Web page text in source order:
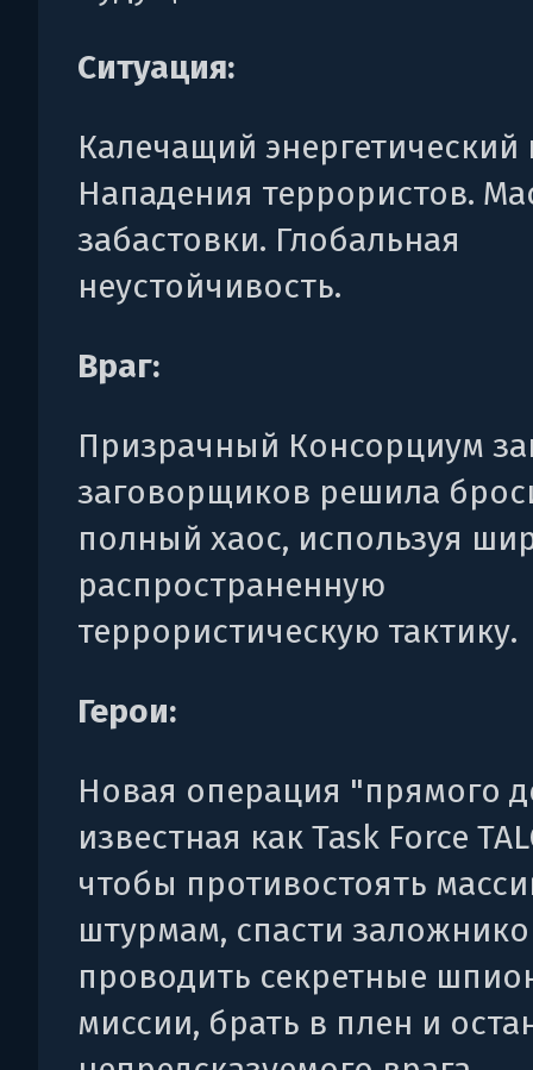
Ситуация:
Калечащий энергетический
Нападения террористов.
забастовки. Глобальная
неустойчивость.
Враг:
Призрачный Консорциум
заговорщиков решила
полный хаос, используя
распространенную
террористическую тактику.
Герои:
Новая операция "прямого
известная как Task Force
чтобы противостоять
штурмам, спасти
проводить секретные
миссии, брать в плен и